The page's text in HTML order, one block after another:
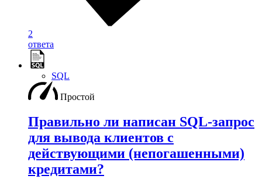
2
ответа
SQL
Простой
Правильно ли написан SQL-запрос
для вывода клиентов с
действующими (непогашенными)
кредитами?